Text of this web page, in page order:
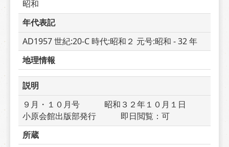
昭和
年代表記
AD1957 世紀:20-C 時代:昭和２ 元号:昭和 - 32 年
地理情報
説明
９月・１０月号　　　昭和３２年１０月１日
小原会館出版部発行　　　即日閲覧：可
所蔵